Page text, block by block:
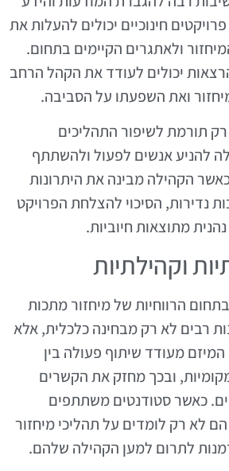
חינוכיים יכולים להעלות את
ולאתגרים הקיימים בתחום.
יכולים לעודד את הקהל הרחב
ואת השפעתו על הסביבה.
תורמת לשיפור התהליכים
להניע אנשים לפעול ולהשתתף
הקהילה מבינה את היתרונות
נדירות, הסיכוי להצלחת הפרויקט
מתוצאות חיוביות.
וקהילתיות
הרווחיות של מיחזור מתכות
רבים לא רק מבחינה כלכלית, אלא
מעודד שיתוף פעולה בין
ובכך מחזק את הקשרים
כאשר סטודנטים משתתפים
לא רק לומדים על תהליכי מיחזור
לתרום למען הקהילה שלהם.